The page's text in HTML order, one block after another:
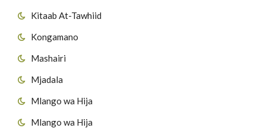
Kitaab At-Tawhiid
Kongamano
Mashairi
Mjadala
Mlango wa Hija
Mlango wa Hija